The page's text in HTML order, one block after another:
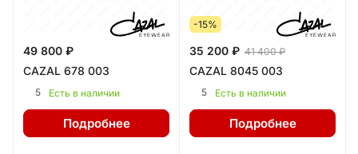
49 800 ₽
CAZAL 678 003
5 Есть в наличии
Подробнее
-15%
35 200 ₽ 41 400 ₽
CAZAL 8045 003
5 Есть в наличии
Подробнее